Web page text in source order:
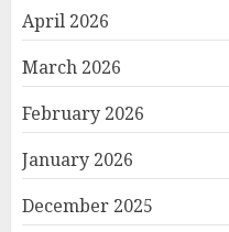
April 2026
March 2026
February 2026
January 2026
December 2025